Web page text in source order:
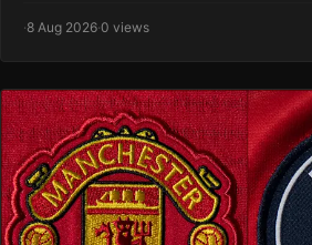
·8 Aug 2026·0 views